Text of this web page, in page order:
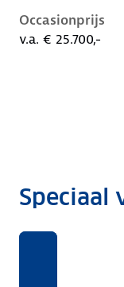
Occasionprijs
v.a. € 25.700,-
Speciaal